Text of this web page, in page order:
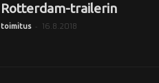
Rotterdam-trailerin
toimitus - 16.8.2018